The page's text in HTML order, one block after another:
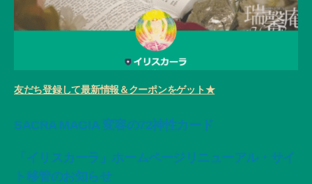
友だち登録して最新情報＆クーポンをゲット★
SACRA MAGIA 変容の72神性カード
「イリスカーラ」ホームページリニューアル・サイ
ト移管のお知らせ